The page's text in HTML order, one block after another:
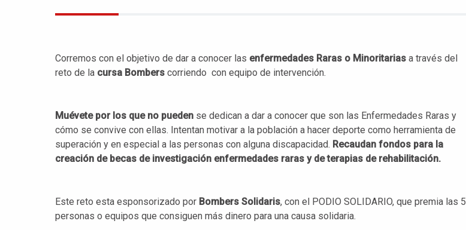
Corremos con el objetivo de dar a conocer las enfermedades Raras o Minoritarias a través del
reto de la cursa Bombers corriendo con equipo de intervención.
Muévete por los que no pueden se dedican a dar a conocer que son las Enfermedades Raras y
cómo se convive con ellas. Intentan motivar a la población a hacer deporte como herramienta de
superación y en especial a las personas con alguna discapacidad. Recaudan fondos para la
creación de becas de investigación enfermedades raras y de terapias de rehabilitación.
Este reto esta esponsorizado por Bombers Solidaris, con el PODIO SOLIDARIO, que premia las 5
personas o equipos que consiguen más dinero para una causa solidaria.